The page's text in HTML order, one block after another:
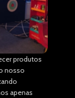
produtos
nosso
apenas